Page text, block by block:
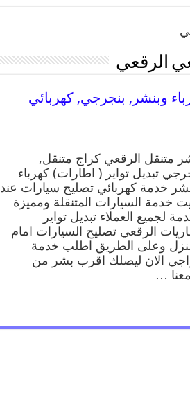
الرقعي
| كراج الرقعي 99007355 كهرباء وبنشر, بنجرجي, كهربائي
متنقل الرقعي كراج متنقل,
تبديل تواير ( اطارات) كهرباء
خدمة كهربائي تصليح سيارات عند
خدمة السيارات المتنقلة ومميزة
لجميع العملاء تبديل تواير
الرقعي تصليح السيارات امام
وعلى الطريق اطلب خدمة
الان ليصلك اقرب بشر من